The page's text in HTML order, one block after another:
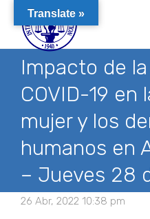
Impacto de
COVID-19 en
mujer y los
humanos en
– Jueves 28
26 Abr, 2022 10:38 pm
Translate »